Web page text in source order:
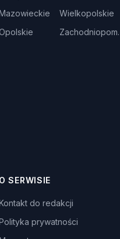
Wielkopolskie
Zachodniopom.
O SERWISIE
do redakcji
prywatności